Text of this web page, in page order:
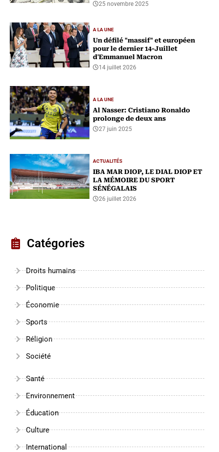
25 novembre 2025
A LA UNE
Un défilé "massif" et européen
pour le dernier 14-Juillet
d'Emmanuel Macron
14 juillet 2026
A LA UNE
Al Nasser: Cristiano Ronaldo
prolonge de deux ans
27 juin 2025
ACTUALITÉS
IBA MAR DIOP, LE DIAL DIOP ET
LA MÉMOIRE DU SPORT
SÉNÉGALAIS
26 juillet 2026
Catégories
Droits humains
Politique
Économie
Sports
Réligion
Société
Santé
Environnement
Éducation
Culture
International